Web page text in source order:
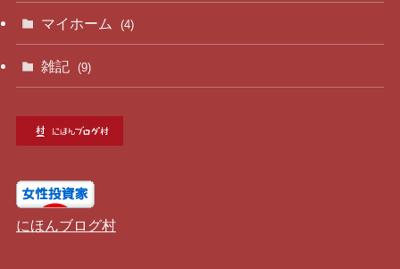
マイホーム (4)
雑記 (9)
にほんブログ村